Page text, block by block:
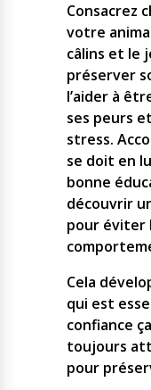
Consacrez
votre
câlins et le
préserver
l’aider à
ses peurs
stress.
se doit en
bonne
découvrir
pour éviter
Cela
qui est
confiance
toujours
pour